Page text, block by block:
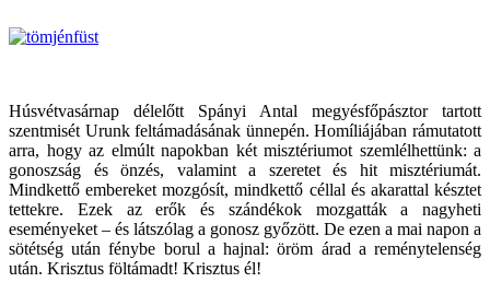
Húsvétvasárnap délelőtt Spányi Antal megyésfőpásztor tartott
szentmisét Urunk feltámadásának ünnepén. Homíliájában rámutatott
arra, hogy az elmúlt napokban két misztériumot szemlélhettünk: a
gonoszság és önzés, valamint a szeretet és hit misztériumát.
Mindkettő embereket mozgósít, mindkettő céllal és akarattal késztet
tettekre. Ezek az erők és szándékok mozgatták a nagyheti
eseményeket – és látszólag a gonosz győzött. De ezen a mai napon a
sötétség után fénybe borul a hajnal: öröm árad a reménytelenség
után. Krisztus föltámadt! Krisztus él!